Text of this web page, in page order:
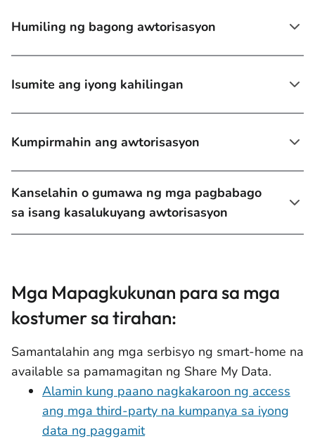
Humiling ng bagong awtorisasyon
Isumite ang iyong kahilingan
Kumpirmahin ang awtorisasyon
Kanselahin o gumawa ng mga pagbabago
sa isang kasalukuyang awtorisasyon
Mga Mapagkukunan para sa mga
kostumer sa tirahan:
Samantalahin ang mga serbisyo ng smart-home na
available sa pamamagitan ng Share My Data.
Alamin kung paano nagkakaroon ng access
ang mga third-party na kumpanya sa iyong
data ng paggamit